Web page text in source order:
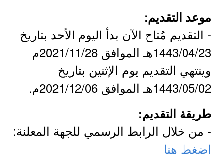
موعد التقديم:
- التقديم مُتاح الآن بدأ اليوم الأحد بتاريخ
1443/04/23هـ الموافق 2021/11/28م
وينتهي التقديم يوم الإثنين بتاريخ
1443/05/02هـ الموافق 2021/12/06م.
طريقة التقديم:
- من خلال الرابط الرسمي للجهة المعلنة:
اضغط هنا